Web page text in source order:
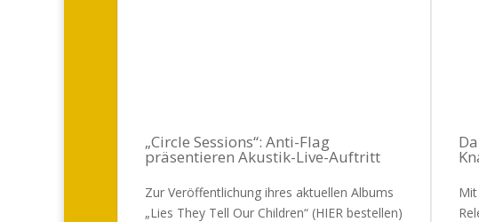
„Circle Sessions“: Anti-Flag
präsentieren Akustik-Live-Auftritt
Zur Veröffentlichung ihres aktuellen Albums
„Lies They Tell Our Children“ (HIER bestellen)